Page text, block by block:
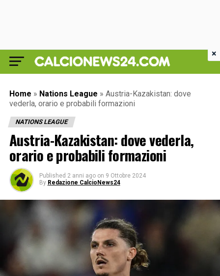
Home » Nations League » Austria-Kazakistan: dove
vederla, orario e probabili formazioni
NATIONS LEAGUE
Austria-Kazakistan: dove vederla,
orario e probabili formazioni
Published 2 anni ago on 9 Ottobre 2024
By Redazione CalcioNews24
×